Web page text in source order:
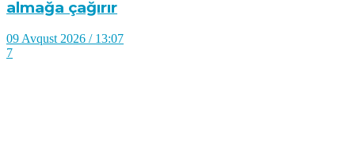
almağa çağırır
09 Avqust 2026 / 13:07
7